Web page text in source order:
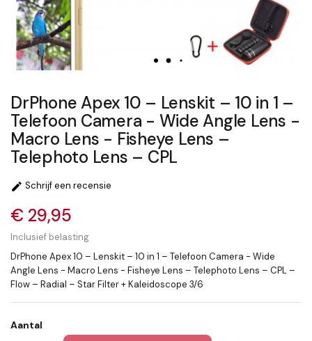
DrPhone Apex 10 – Lenskit – 10 in 1 –
Telefoon Camera - Wide Angle Lens -
Macro Lens - Fisheye Lens –
Telephoto Lens – CPL
 Schrijf een recensie
€ 29,95
Inclusief belasting
DrPhone Apex 10 – Lenskit – 10 in 1 – Telefoon Camera - Wide
Angle Lens - Macro Lens - Fisheye Lens – Telephoto Lens – CPL –
Flow – Radial – Star Filter + Kaleidoscope 3/6
Aantal